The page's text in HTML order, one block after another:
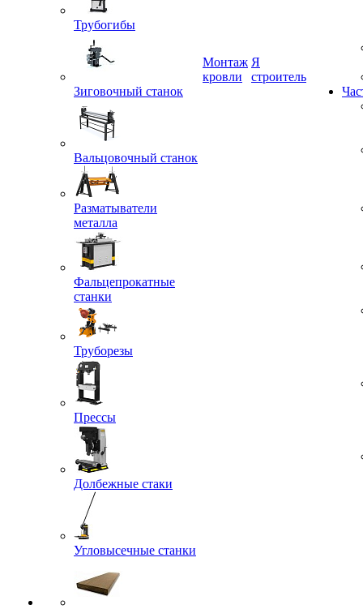
Трубогибы
Зиговочный станок
Вальцовочный станок
Разматыватели
металла
Фальцепрокатные
станки
Труборезы
Прессы
Долбежные стаки
Угловысечные станки
Монтаж
Я